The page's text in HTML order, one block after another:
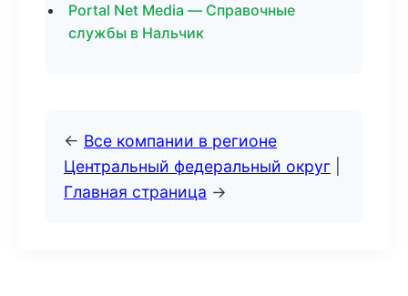
Portal Net Media — Справочные
службы в Нальчик
← Все компании в регионе
Центральный федеральный округ
Главная страница →